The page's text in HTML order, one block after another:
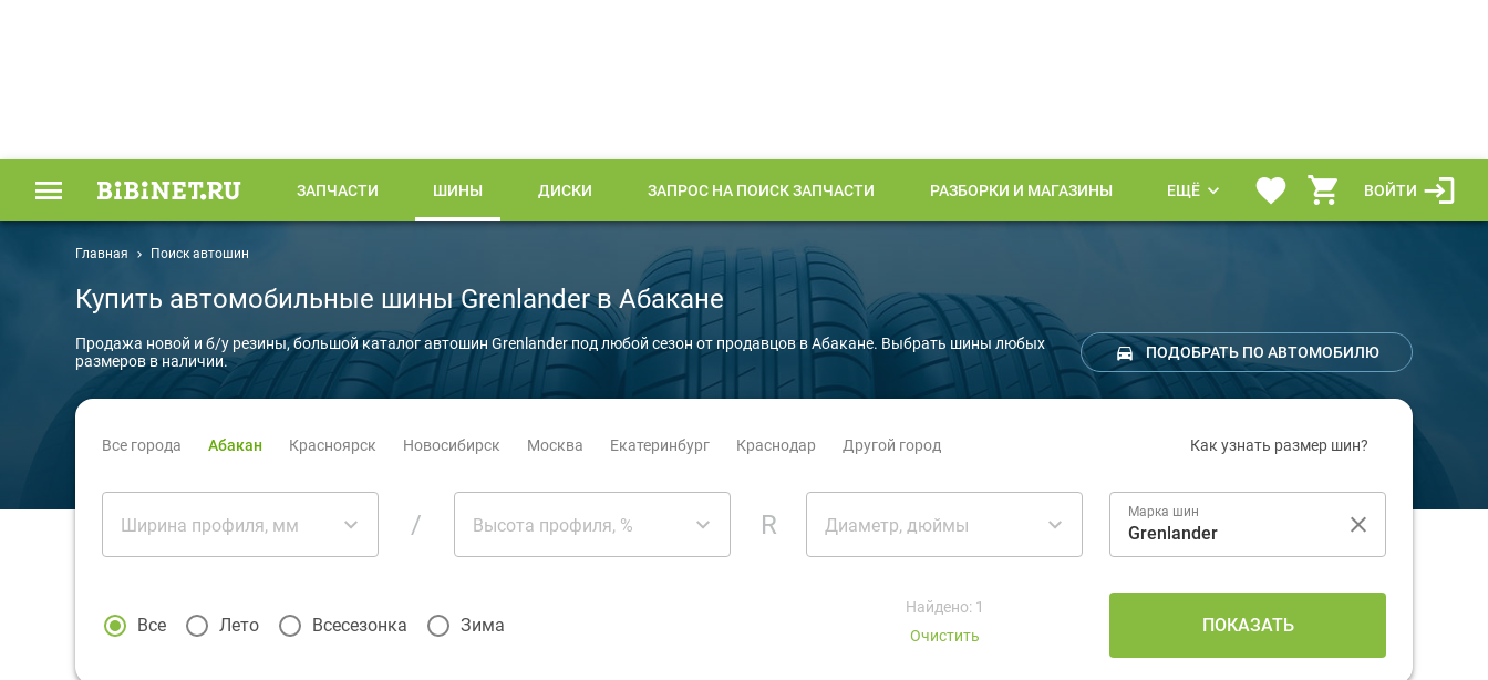
ЗАПЧАСТИ ШИНЫ ДИСКИ ЗАПРОС НА ПОИСК ЗАПЧАСТИ РАЗБОРКИ И МАГАЗИНЫ ЕЩЁ ВОЙТИ
Главная Поиск автошин
Купить автомобильные шины Grenlander в Абакане
Продажа новой и б/у резины, большой каталог автошин Grenlander под любой сезон от продавцов в Абакане. Выбрать шины любых
размеров в наличии.
ПОДОБРАТЬ ПО АВТОМОБИЛЮ
Все города Абакан Красноярск Новосибирск Москва Екатеринбург Краснодар Другой город Как узнать размер шин?
Ширина профиля, мм / Высота профиля, % R Диаметр, дюймы
Марка шин
Все Лето Всесезонка Зима
Найдено: 1
Очистить
ПОКАЗАТЬ